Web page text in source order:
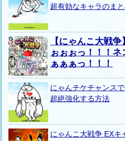
超有効なキャラのま
【にゃんこ大戦
ぉぉぉっ！！！
ぁぁぁっ！！！
にゃんチケチャンス
超絶強化する方法
にゃんこ大戦争 EXキ